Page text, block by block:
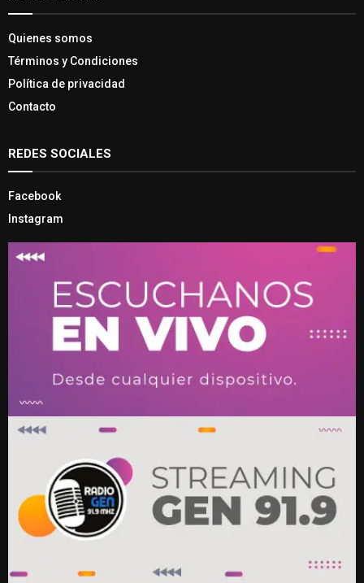
Quienes somos
Términos y Condiciones
Política de privacidad
Contacto
REDES SOCIALES
Facebook
Instagram